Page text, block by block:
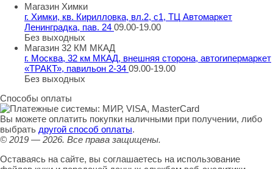
Магазин Химки
г. Химки, кв. Кирилловка, вл.2, с1, ТЦ Автомаркет
Ленинградка, пав. 24 09.00-19.00
Без выходных
Магазин 32 КМ МКАД
г. Москва, 32 км МКАД, внешняя сторона, автогипермаркет
«ТРАКТ», павильон 2-34 09.00-19.00
Без выходных
Способы оплаты
Вы можете оплатить покупки наличными при получении, либо
выбрать другой способ оплаты.
© 2019 — 2026. Все права защищены.
Оставаясь на сайте, вы соглашаетесь на использование